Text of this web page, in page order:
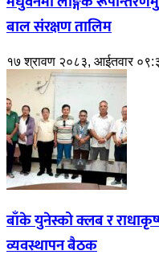
बाल संरक्षण तालिम
१७ श्रावण २०८३, आईतवार
बाँके युनेस्को क्लब र
व्यवस्थापन बैठक